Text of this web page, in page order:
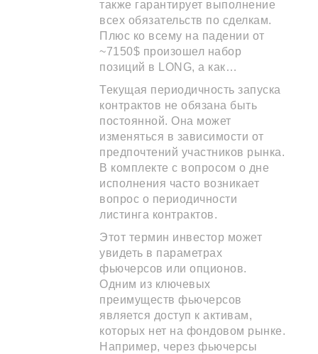
также гарантирует выполнение
всех обязательств по сделкам.
Плюс ко всему на падении от
~7150$ произошел набор
позиций в LONG, а как…
Текущая периодичность запуска
контрактов не обязана быть
постоянной. Она может
изменяться в зависимости от
предпочтений участников рынка.
В комплекте с вопросом о дне
исполнения часто возникает
вопрос о периодичности
листинга контрактов.
Этот термин инвестор может
увидеть в параметрах
фьючерсов или опционов.
Одним из ключевых
преимуществ фьючерсов
является доступ к активам,
которых нет на фондовом рынке.
Например, через фьючерсы